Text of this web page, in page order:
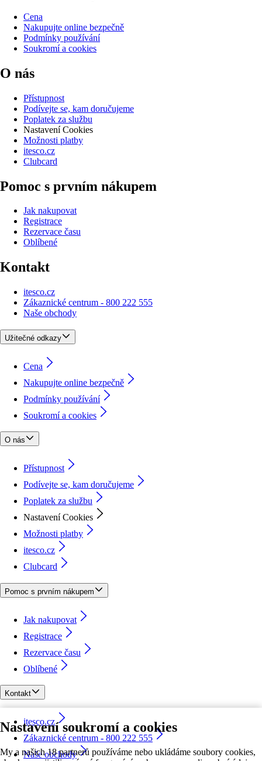
Nastavení soukromí a cookies
My a našich 18 partnerů používáme nebo ukládáme soubory cookies,
Cena
Nakupujte online bezpečně
Podmínky používání
Soukromí a cookies
O nás
Přístupnost
Podívejte se, kam doručujeme
Poplatek za službu
Nastavení Cookies
Možnosti platby
itesco.cz
Clubcard
Pomoc s prvním nákupem
Jak nakupovat
Registrace
Rezervace času
Oblíbené
Kontakt
itesco.cz
Zákaznické centrum - 800 222 555
Naše obchody
Užitečné odkazy
Cena
Nakupujte online bezpečně
Podmínky používání
Soukromí a cookies
O nás
Přístupnost
Podívejte se, kam doručujeme
Poplatek za službu
Nastavení Cookies
Možnosti platby
itesco.cz
Clubcard
Pomoc s prvním nákupem
Jak nakupovat
Registrace
Rezervace času
Oblíbené
Kontakt
itesco.cz
Zákaznické centrum - 800 222 555
Naše obchody